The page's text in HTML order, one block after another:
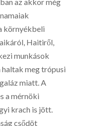
környékbeli
Haitiről,
munkások
meg trópusi
miatt. A
a mérnöki
krach is jött.
csődöt